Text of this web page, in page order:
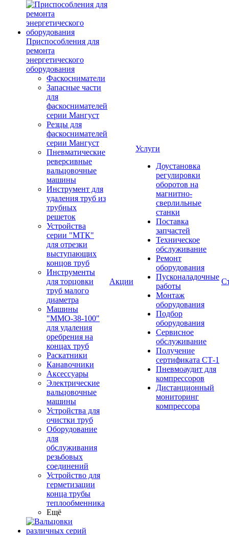
Приспособления для
ремонта
энергетического
оборудования
Фаскосниматели
Запасные части
для
фаскоснимателей
серии Мангуст
Резцы для
фаскоснимателей
серии Мангуст
Пневматические
реверсивные
вальцовочные
машины
Инструмент для
удаления труб из
трубных
решеток
Устройства
серии "МТК"
для отрезки
выступающих
концов труб
Инструменты
для торцовки
труб малого
диаметра
Машины
"ММО-38-100"
для удаления
оребрения на
концах труб
Раскатники
Канавочники
Аксессуары
Электрические
вальцовочные
машины
Устройства для
очистки труб
Оборудование
для
обслуживания
резьбовых
соединений
Устройство для
герметизации
конца трубы
теплообменника
Ещё
Акции
Услуги
Доустановка
регулировки
оборотов на
магнитно-
сверлильные
станки
Поставка
запчастей
Техническое
обслуживание
Ремонт
оборудования
Пусконаладочные
работы
Монтаж
оборудования
Подбор
оборудования
Сервисное
обслуживание
Получение
сертификата СТ-1
Пневмоаудит для
компрессоров
Дистанционный
мониторинг
компрессора